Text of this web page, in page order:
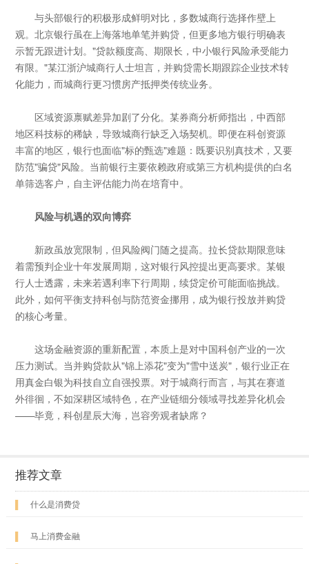
与头部银行的积极形成鲜明对比，多数城商行选择作壁上
观。北京银行虽在上海落地单笔并购贷，但更多地方银行明确表
示暂无跟进计划。"贷款额度高、期限长，中小银行风险承受能力
有限。"某江浙沪城商行人士坦言，并购贷需长期跟踪企业技术转
化能力，而城商行更习惯房产抵押类传统业务。
区域资源禀赋差异加剧了分化。某券商分析师指出，中西部
地区科技标的稀缺，导致城商行缺乏入场契机。即便在科创资源
丰富的地区，银行也面临"标的甄选"难题：既要识别真技术，又要
防范"骗贷"风险。当前银行主要依赖政府或第三方机构提供的白名
单筛选客户，自主评估能力尚在培育中。
风险与机遇的双向博弈
新政虽放宽限制，但风险阀门随之提高。拉长贷款期限意味
着需预判企业十年发展周期，这对银行风控提出更高要求。某银
行人士透露，未来若遇利率下行周期，续贷定价可能面临挑战。
此外，如何平衡支持科创与防范资金挪用，成为银行投放并购贷
的核心考量。
这场金融资源的重新配置，本质上是对中国科创产业的一次
压力测试。当并购贷款从"锦上添花"变为"雪中送炭"，银行业正在
用真金白银为科技自立自强投票。对于城商行而言，与其在赛道
外徘徊，不如深耕区域特色，在产业链细分领域寻找差异化机会
——毕竟，科创星辰大海，岂容旁观者缺席？
推荐文章
什么是消费贷
▌ 马上消费金融